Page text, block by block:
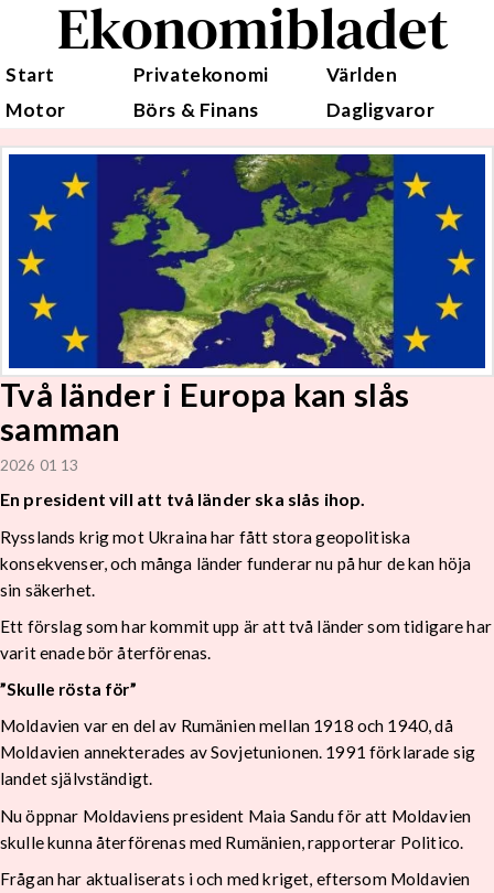
Ekonomibladet
Start Privatekonomi
Världen
Motor
Börs & Finans Dagligvaror
Två länder i Europa kan slås
samman
2026 01 13
En president vill att två länder ska slås ihop.
Rysslands krig mot Ukraina har fått stora geopolitiska
konsekvenser, och många länder funderar nu på hur de kan höja
sin säkerhet.
Ett förslag som har kommit upp är att två länder som tidigare har
varit enade bör återförenas.
”Skulle rösta för”
Moldavien var en del av Rumänien mellan 1918 och 1940, då
Moldavien annekterades av Sovjetunionen. 1991 förklarade sig
landet självständigt.
Nu öppnar Moldaviens president Maia Sandu för att Moldavien
skulle kunna återförenas med Rumänien, rapporterar Politico.
Frågan har aktualiserats i och med kriget, eftersom Moldavien